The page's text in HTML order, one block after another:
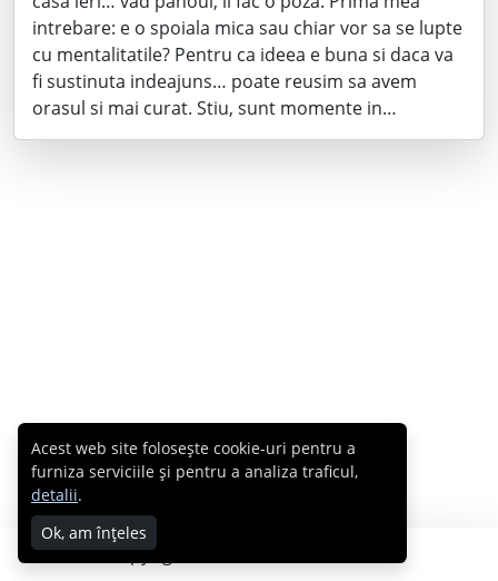
intrebare: e o spoiala mica sau chiar vor sa se lupte
cu mentalitatile? Pentru ca ideea e buna si daca va
fi sustinuta indeajuns… poate reusim sa avem
orasul si mai curat. Stiu, sunt momente in…
Copyright © 2007 - 2026 Cabral.ro
Acest web site folosește cookie-uri pentru a
furniza serviciile și pentru a analiza traficul,
detalii.
Ok, am înțeles